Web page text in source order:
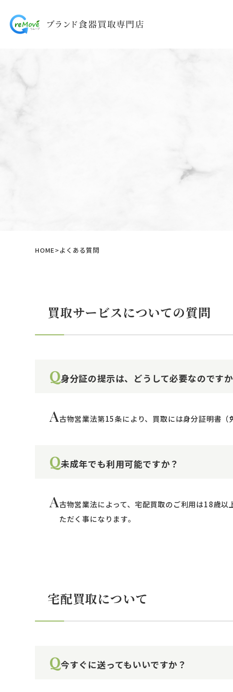
HOME よくある質問
買取サービスについての質問
Q身分証の提示は、どうして必要なのです
A古物営業法第15条により、買取には身分証明書（
Q未成年でも利用可能ですか？
A古物営業法によって、宅配買取のご利用は18歳
ただく事になります。
宅配買取について
Q今すぐに送ってもいいですか？